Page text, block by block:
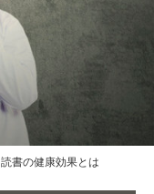
読書の健康効果とは